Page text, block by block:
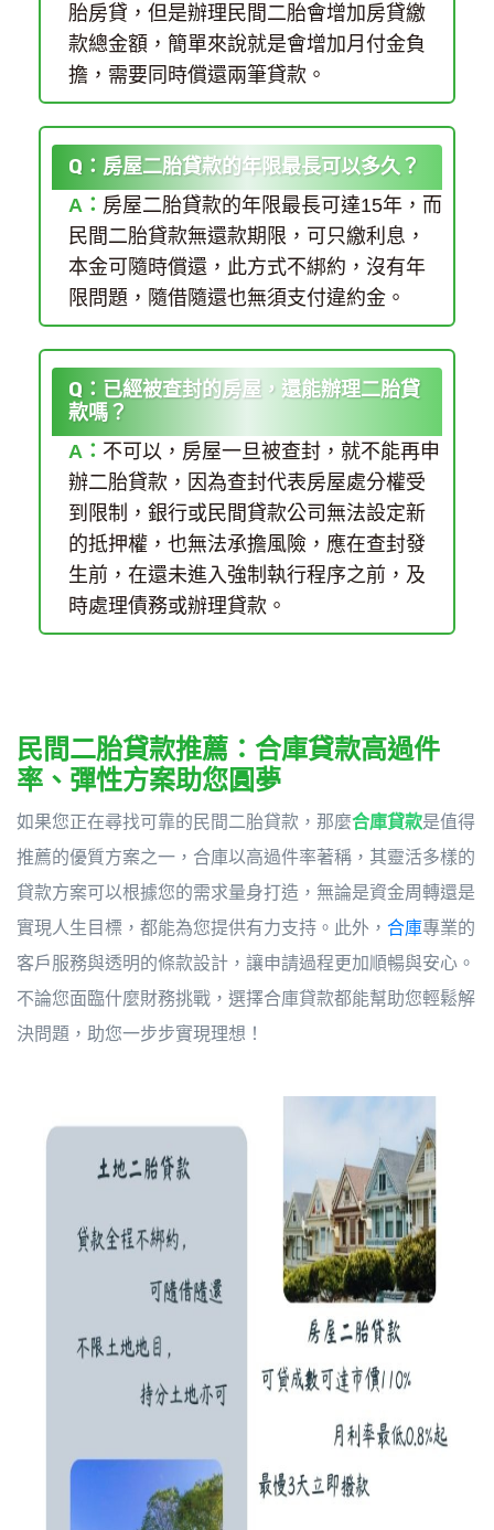
胎房貸，但是辦理民間二胎會增加房貸繳
款總金額，簡單來說就是會增加月付金負
擔，需要同時償還兩筆貸款。
Q：房屋二胎貸款的年限最長可以多久？
A： 房屋二胎貸款的年限最長可達15年，而
民間二胎貸款無還款期限，可只繳利息，
本金可隨時償還，此方式不綁約，沒有年
限問題，隨借隨還也無須支付違約金。
Q：已經被查封的房屋，還能辦理二胎貸
款嗎？
A： 不可以，房屋一旦被查封，就不能再申
辦二胎貸款，因為查封代表房屋處分權受
到限制，銀行或民間貸款公司無法設定新
的抵押權，也無法承擔風險，應在查封發
生前，在還未進入強制執行程序之前，及
時處理債務或辦理貸款。
民間二胎貸款推薦：合庫貸款高過件
率、彈性方案助您圓夢
如果您正在尋找可靠的民間二胎貸款，那麼合庫貸款是值得
推薦的優質方案之一，合庫以高過件率著稱，其靈活多樣的
貸款方案可以根據您的需求量身打造，無論是資金周轉還是
實現人生目標，都能為您提供有力支持。此外， 合庫專業的
客戶服務與透明的條款設計，讓申請過程更加順暢與安心。
不論您面臨什麼財務挑戰，選擇合庫貸款都能幫助您輕鬆解
決問題，助您一步步實現理想！